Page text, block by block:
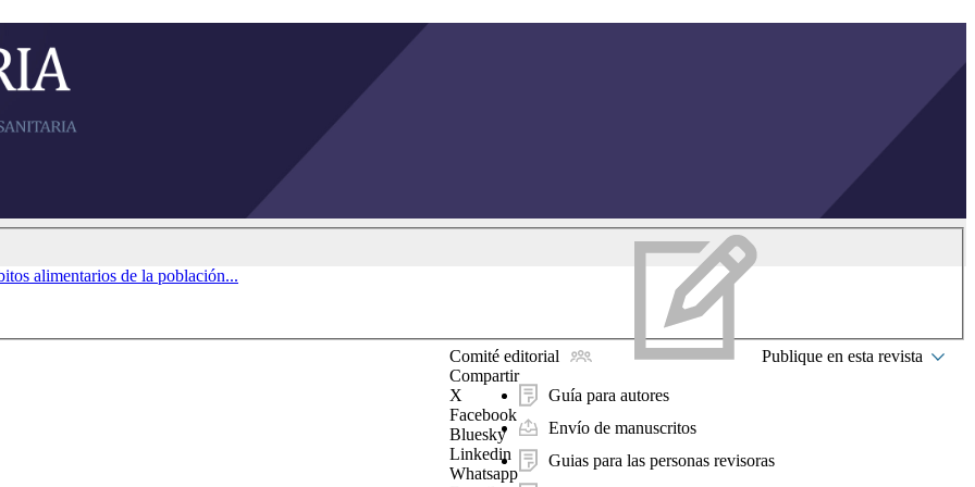
Comité editorial Publique en esta revista
Guía para autores
Envío de manuscritos
Guias para las personas revisoras
Compartir
X
Facebook
Bluesky
Linkedin
Whatsapp
alimentarios de la población...